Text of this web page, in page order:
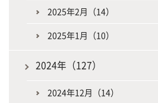
2025年2月（14）
2025年1月（10）
2024年（127）
2024年12月（14）